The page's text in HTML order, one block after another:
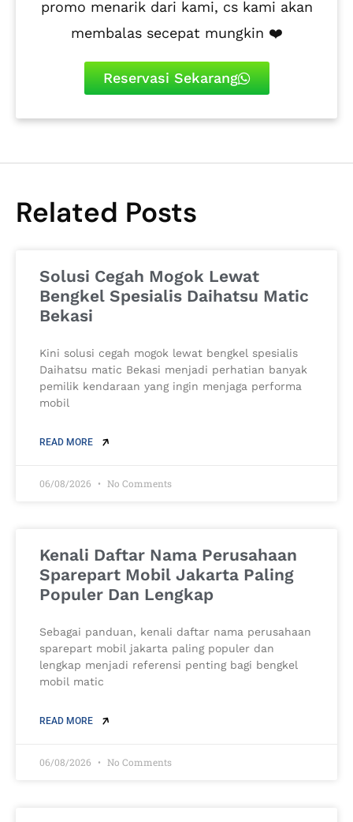
promo menarik dari kami, cs kami akan
membalas secepat mungkin ❤️
Reservasi Sekarang
Related Posts
Solusi Cegah Mogok Lewat
Bengkel Spesialis Daihatsu Matic
Bekasi
Kini solusi cegah mogok lewat bengkel spesialis
Daihatsu matic Bekasi menjadi perhatian banyak
pemilik kendaraan yang ingin menjaga performa
mobil
READ MORE
06/08/2026 No Comments
Kenali Daftar Nama Perusahaan
Sparepart Mobil Jakarta Paling
Populer Dan Lengkap
Sebagai panduan, kenali daftar nama perusahaan
sparepart mobil jakarta paling populer dan
lengkap menjadi referensi penting bagi bengkel
mobil matic
READ MORE
06/08/2026 No Comments